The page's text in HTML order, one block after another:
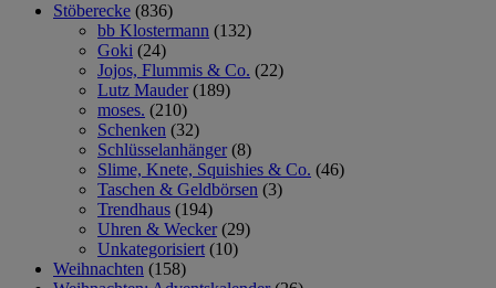
Stöberecke (836)
bb Klostermann (132)
Goki (24)
Jojos, Flummis & Co. (22)
Lutz Mauder (189)
moses. (210)
Schenken (32)
Schlüsselanhänger (8)
Slime, Knete, Squishies & Co. (46)
Taschen & Geldbörsen (3)
Trendhaus (194)
Uhren & Wecker (29)
Unkategorisiert (10)
Weihnachten (158)